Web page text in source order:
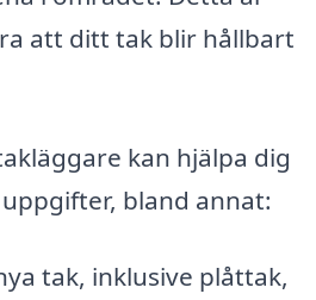
att ditt tak blir hållbart
kan hjälpa dig
bland annat:
tak, inklusive plåttak,